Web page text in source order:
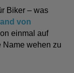
Biker – was
von
einmal auf
Name wehen zu